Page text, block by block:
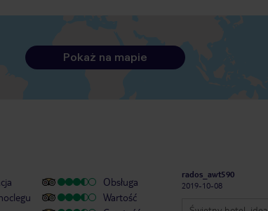
Pokaż na mapie
Obsługa
Wartość
rados_awt590
2019-10-08